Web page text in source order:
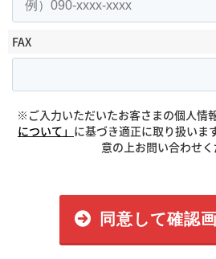
FAX
※ご入力いただいたお客さまの個人情報
について」 に基づき適正に取り扱いま
意の上お問い合わせく
同意して確認